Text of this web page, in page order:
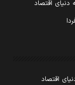
دنیای اقتصاد
اقتصاد